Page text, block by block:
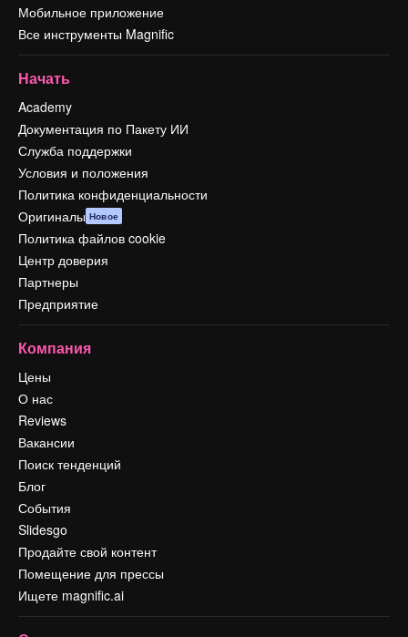
Мобильное приложение
Все инструменты Magnific
Начать
Academy
Документация по Пакету ИИ
Служба поддержки
Условия и положения
Политика конфиденциальности
Оригиналы Новое
Политика файлов cookie
Центр доверия
Партнеры
Предприятие
Компания
Цены
О нас
Reviews
Вакансии
Поиск тенденций
Блог
События
Slidesgo
Продайте свой контент
Помещение для прессы
Ищете magnific.ai